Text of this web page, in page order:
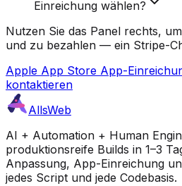
Einreichung wählen?
Nutzen Sie das Panel rechts,
und zu bezahlen — ein Stripe-
Apple App Store App-
kontaktieren
AllsWeb
AI + Automation + Human
produktionsreife Builds in 1–3
Anpassung, App-Einreichung
jedes Script und jede Codebasis.